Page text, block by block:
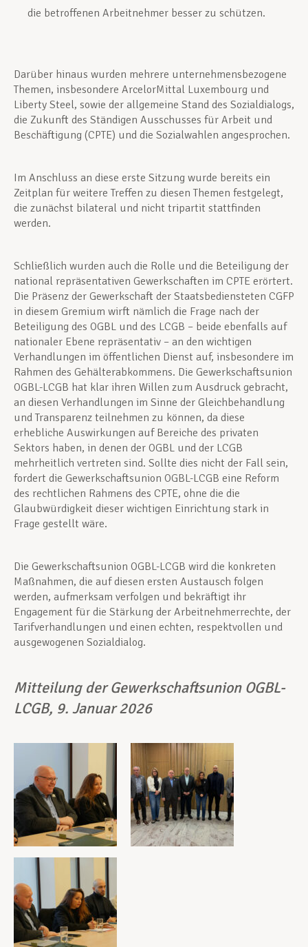
die betroffenen Arbeitnehmer besser zu schützen.
Darüber hinaus wurden mehrere unternehmensbezogene
Themen, insbesondere ArcelorMittal Luxembourg und
Liberty Steel, sowie der allgemeine Stand des Sozialdialogs,
die Zukunft des Ständigen Ausschusses für Arbeit und
Beschäftigung (CPTE) und die Sozialwahlen angesprochen.
Im Anschluss an diese erste Sitzung wurde bereits ein
Zeitplan für weitere Treffen zu diesen Themen festgelegt,
die zunächst bilateral und nicht tripartit stattfinden
werden.
Schließlich wurden auch die Rolle und die Beteiligung der
national repräsentativen Gewerkschaften im CPTE erörtert.
Die Präsenz der Gewerkschaft der Staatsbediensteten CGFP
in diesem Gremium wirft nämlich die Frage nach der
Beteiligung des OGBL und des LCGB – beide ebenfalls auf
nationaler Ebene repräsentativ – an den wichtigen
Verhandlungen im öffentlichen Dienst auf, insbesondere im
Rahmen des Gehälterabkommens. Die Gewerkschaftsunion
OGBL-LCGB hat klar ihren Willen zum Ausdruck gebracht,
an diesen Verhandlungen im Sinne der Gleichbehandlung
und Transparenz teilnehmen zu können, da diese
erhebliche Auswirkungen auf Bereiche des privaten
Sektors haben, in denen der OGBL und der LCGB
mehrheitlich vertreten sind. Sollte dies nicht der Fall sein,
fordert die Gewerkschaftsunion OGBL-LCGB eine Reform
des rechtlichen Rahmens des CPTE, ohne die die
Glaubwürdigkeit dieser wichtigen Einrichtung stark in
Frage gestellt wäre.
Die Gewerkschaftsunion OGBL-LCGB wird die konkreten
Maßnahmen, die auf diesen ersten Austausch folgen
werden, aufmerksam verfolgen und bekräftigt ihr
Engagement für die Stärkung der Arbeitnehmerrechte, der
Tarifverhandlungen und einen echten, respektvollen und
ausgewogenen Sozialdialog.
Mitteilung der Gewerkschaftsunion OGBL-
LCGB, 9. Januar 2026